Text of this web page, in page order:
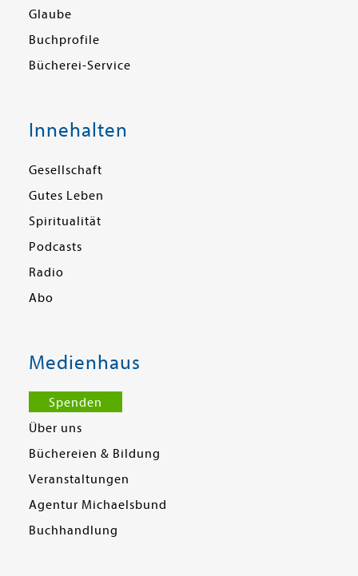
Glaube
Buchprofile
Bücherei-Service
Innehalten
Gesellschaft
Gutes Leben
Spiritualität
Podcasts
Radio
Abo
Medienhaus
Spenden
Über uns
Büchereien & Bildung
Veranstaltungen
Agentur Michaelsbund
Buchhandlung